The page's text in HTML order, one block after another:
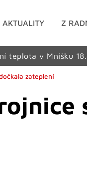
AKTUALITY Z
teplota v Mníšku
zateplení